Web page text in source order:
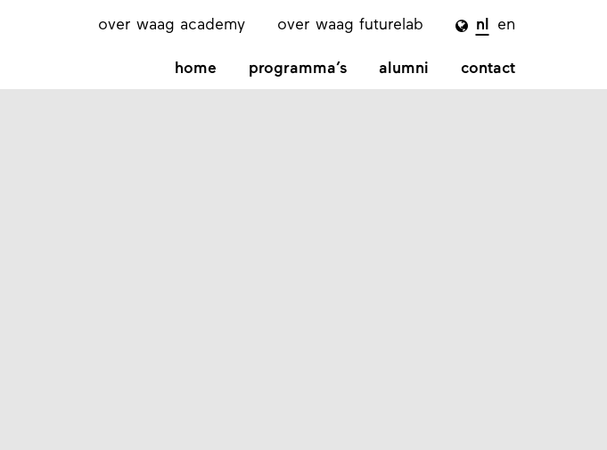
home programma’s alumni contact
over waag academy over waag futurelab  nl en